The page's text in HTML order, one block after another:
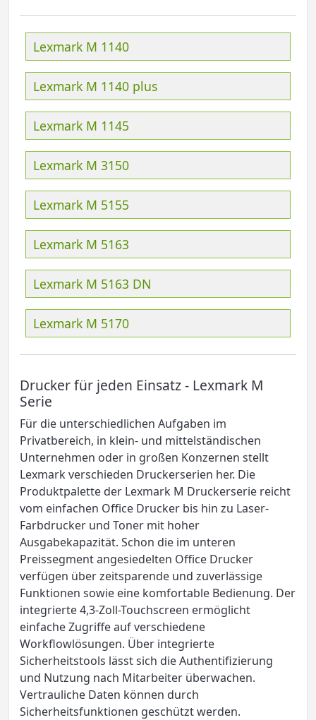
Lexmark M 1140
Lexmark M 1140 plus
Lexmark M 1145
Lexmark M 3150
Lexmark M 5155
Lexmark M 5163
Lexmark M 5163 DN
Lexmark M 5170
Drucker für jeden Einsatz - Lexmark M
Serie
Für die unterschiedlichen Aufgaben im
Privatbereich, in klein- und mittelständischen
Unternehmen oder in großen Konzernen stellt
Lexmark verschieden Druckerserien her. Die
Produktpalette der Lexmark M Druckerserie reicht
vom einfachen Office Drucker bis hin zu Laser-
Farbdrucker und Toner mit hoher
Ausgabekapazität. Schon die im unteren
Preissegment angesiedelten Office Drucker
verfügen über zeitsparende und zuverlässige
Funktionen sowie eine komfortable Bedienung. Der
integrierte 4,3-Zoll-Touchscreen ermöglicht
einfache Zugriffe auf verschiedene
Workflowlösungen. Über integrierte
Sicherheitstools lässt sich die Authentifizierung
und Nutzung nach Mitarbeiter überwachen.
Vertrauliche Daten können durch
Sicherheitsfunktionen geschützt werden.